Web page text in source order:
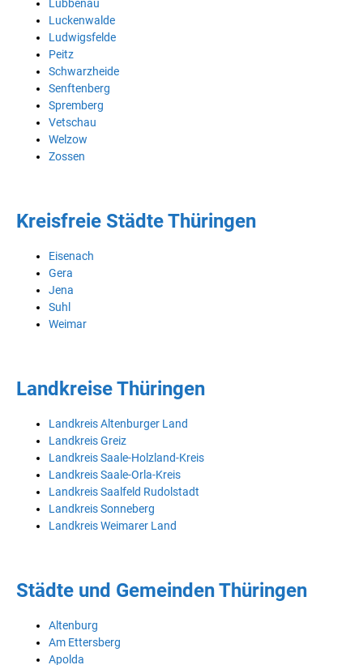
Lübbenau
Luckenwalde
Ludwigsfelde
Peitz
Schwarzheide
Senftenberg
Spremberg
Vetschau
Welzow
Zossen
Kreisfreie Städte Thüringen
Eisenach
Gera
Jena
Suhl
Weimar
Landkreise Thüringen
Landkreis Altenburger Land
Landkreis Greiz
Landkreis Saale-Holzland-Kreis
Landkreis Saale-Orla-Kreis
Landkreis Saalfeld Rudolstadt
Landkreis Sonneberg
Landkreis Weimarer Land
Städte und Gemeinden Thüringen
Altenburg
Am Ettersberg
Apolda